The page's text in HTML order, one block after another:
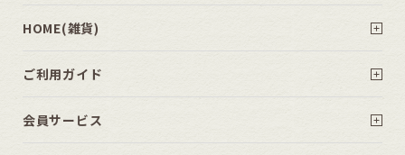
HOME(雑貨)
ご利用ガイド
会員サービス